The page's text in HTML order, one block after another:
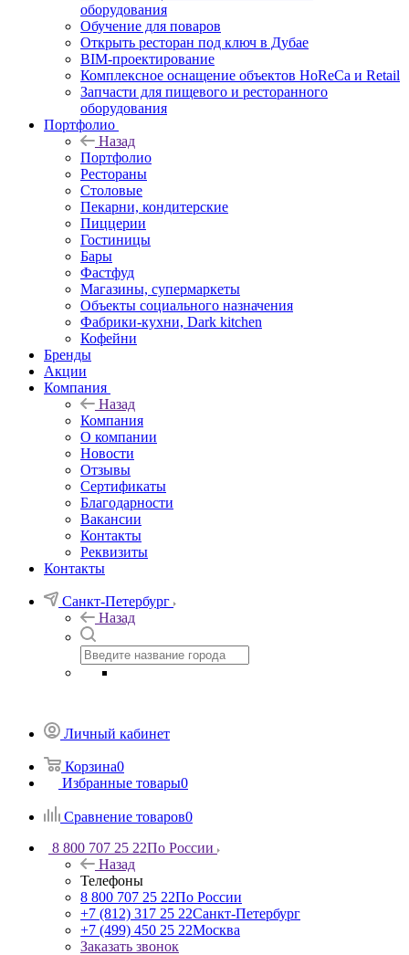
оборудования
Обучение для поваров
Открыть ресторан под ключ в Дубае
BIM-проектирование
Комплексное оснащение объектов HoReCa и Retail
Запчасти для пищевого и ресторанного
оборудования
Портфолио
Назад
Портфолио
Рестораны
Столовые
Пекарни, кондитерские
Пиццерии
Гостиницы
Бары
Фастфуд
Магазины, супермаркеты
Объекты социального назначения
Фабрики-кухни, Dark kitchen
Кофейни
Бренды
Акции
Компания
Назад
Компания
О компании
Новости
Отзывы
Сертификаты
Благодарности
Вакансии
Контакты
Реквизиты
Контакты
Санкт-Петербург
Назад
Личный кабинет
Корзина0
Избранные товары0
Сравнение товаров0
8 800 707 25 22По России
Назад
Телефоны
8 800 707 25 22По России
+7 (812) 317 25 22Санкт-Петербург
+7 (499) 450 25 22Москва
Заказать звонок